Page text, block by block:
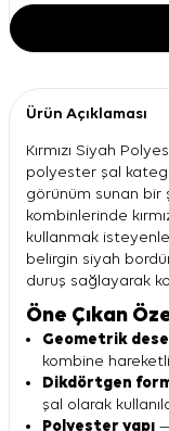
Ürün Açıklaması
Kırmızı Siyah
polyester şal
görünüm sunan bir
kombinlerinde
kullanmak
belirgin siyah
duruş sağlayarak
Öne Çıkan
Geometrik
kombine
Dikdörtgen
şal olarak
Polyester yapı